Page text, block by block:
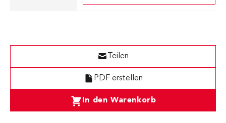
In den Warenkorb
PDF erstellen
Teilen